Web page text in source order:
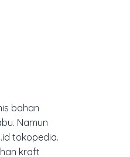
bahan
Namun
tokopedia.
kraft